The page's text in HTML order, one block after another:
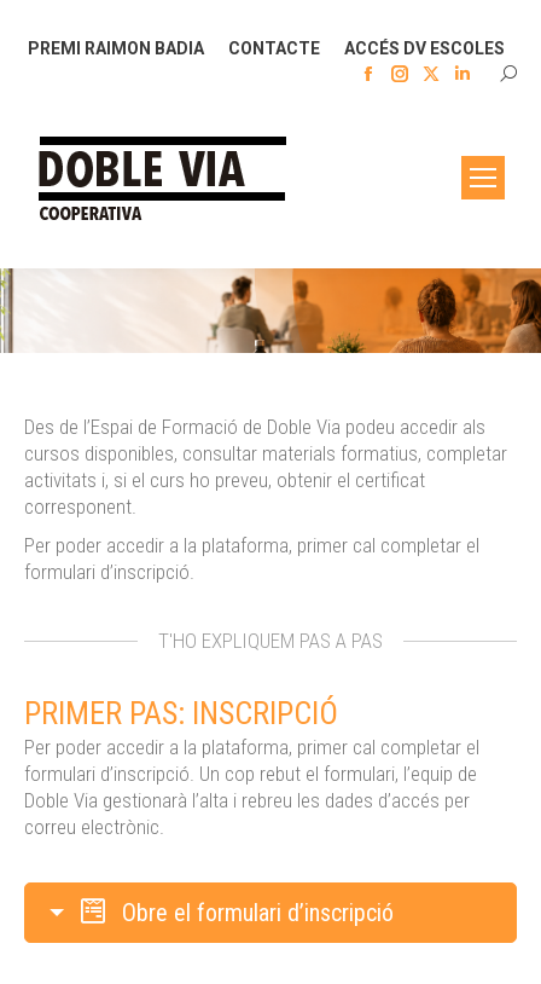
PREMI RAIMON BADIA CONTACTE ACCÉS DV ESCOLES
Facebook
Instagram
window
new
window
Linkedin
in
new
window
You are here:
Des de l’Espai de Formació de Doble Via podeu accedir als
cursos disponibles, consultar materials formatius, completar
activitats i, si el curs ho preveu, obtenir el certificat
corresponent.
Per poder accedir a la plataforma, primer cal completar el
formulari d’inscripció.
T'HO EXPLIQUEM PAS A PAS
PRIMER PAS: INSCRIPCIÓ
Per poder accedir a la plataforma, primer cal completar el
formulari d’inscripció. Un cop rebut el formulari, l’equip de
Doble Via gestionarà l’alta i rebreu les dades d’accés per
correu electrònic.
Obre el formulari d’inscripció